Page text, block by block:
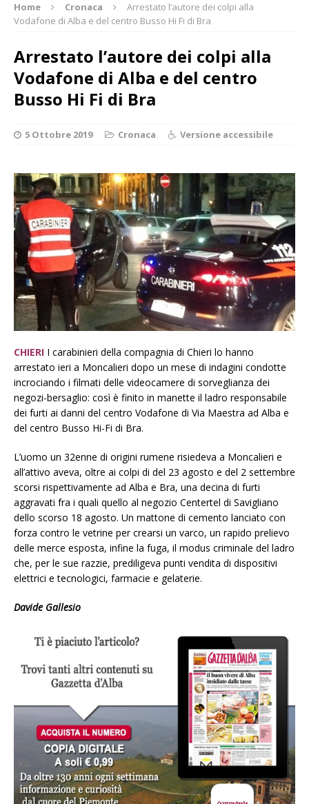
Home Cronaca
Arrestato l’autore dei colpi alla
Vodafone di Alba e del centro Busso Hi Fi di Bra
Arrestato l’autore dei colpi alla
Vodafone di Alba e del centro
Busso Hi Fi di Bra
5 Ottobre 2019 Cronaca Versione accessibile
CHIERI I carabinieri della compagnia di Chieri lo hanno
arrestato ieri a Moncalieri dopo un mese di indagini condotte
incrociando i filmati delle videocamere di sorveglianza dei
negozi-bersaglio: così è finito in manette il ladro responsabile
dei furti ai danni del centro Vodafone di Via Maestra ad Alba e
del centro Busso Hi-Fi di Bra.
L’uomo un 32enne di origini rumene risiedeva a Moncalieri e
all’attivo aveva, oltre ai colpi di del 23 agosto e del 2 settembre
scorsi rispettivamente ad Alba e Bra, una decina di furti
aggravati fra i quali quello al negozio Centertel di Savigliano
dello scorso 18 agosto. Un mattone di cemento lanciato con
forza contro le vetrine per crearsi un varco, un rapido prelievo
delle merce esposta, infine la fuga, il modus criminale del ladro
che, per le sue razzie, prediligeva punti vendita di dispositivi
elettrici e tecnologici, farmacie e gelaterie.
Davide Gallesio